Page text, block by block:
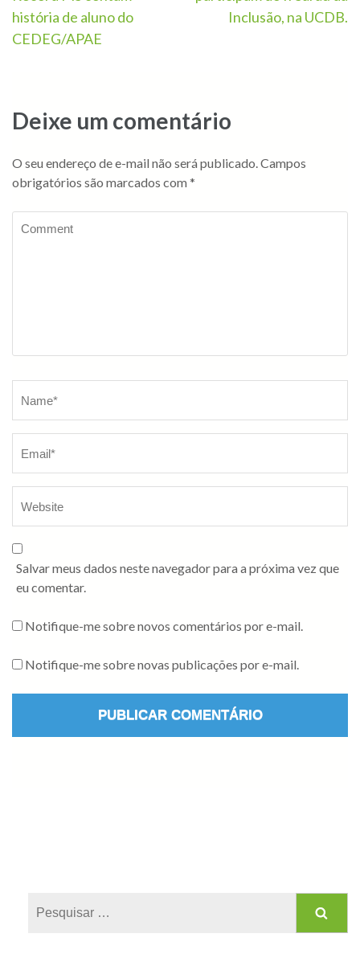
história de aluno do
CEDEG/APAE
Inclusão, na UCDB.
Deixe um comentário
O seu endereço de e-mail não será publicado.Campos
obrigatórios são marcados com *
Salvar meus dados neste navegador para a próxima vez que
eu comentar.
Notifique-me sobre novos comentários por e-mail.
Notifique-me sobre novas publicações por e-mail.